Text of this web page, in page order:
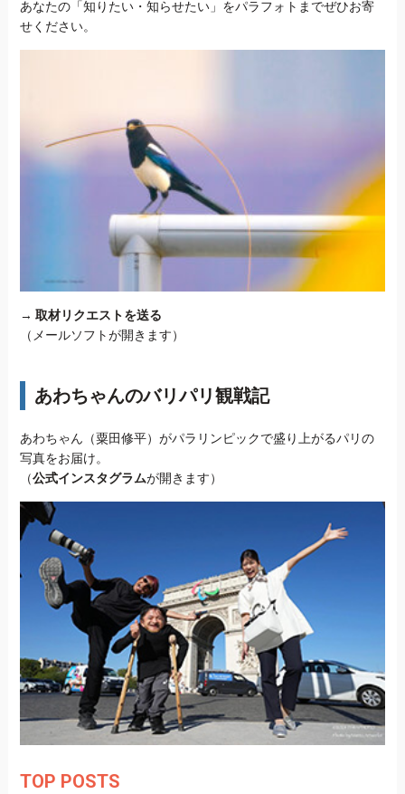
あなたの「知りたい・知らせたい」をパラフォトまでぜひお寄
せください。
→ 取材リクエストを送る
（メールソフトが開きます）
あわちゃんのバリパリ観戦記
あわちゃん（粟田修平）がパラリンピックで盛り上がるパリの
写真をお届け。
（公式インスタグラムが開きます）
TOP POSTS